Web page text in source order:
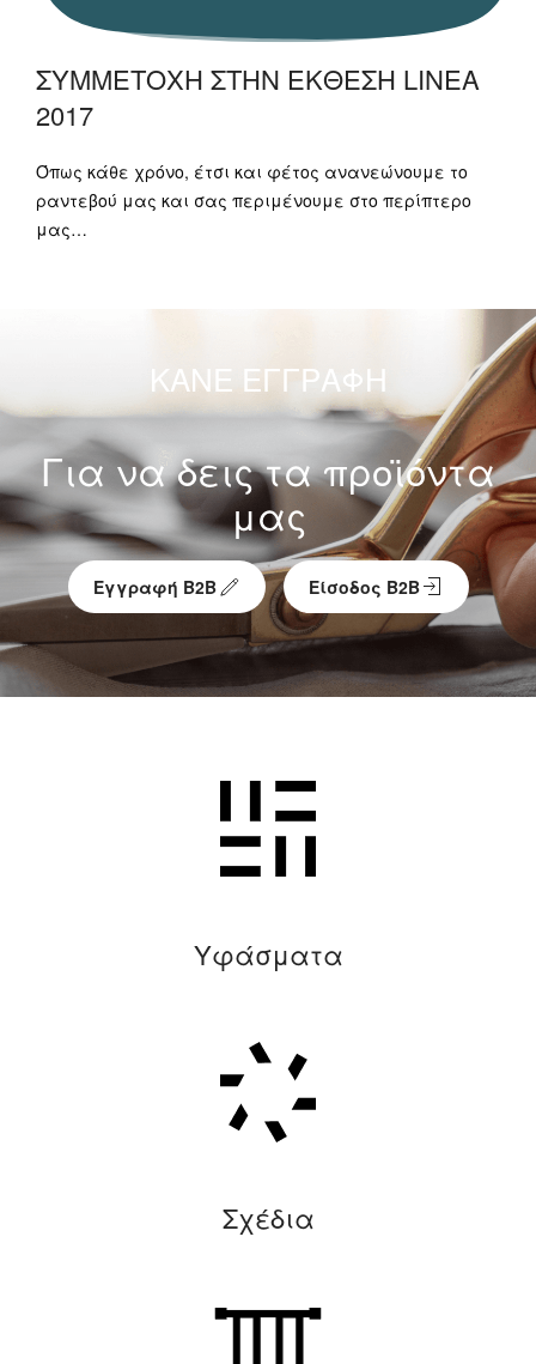
ΣΥΜΜΕΤΟΧΗ ΣΤΗΝ ΕΚΘΕΣΗ LINEA
2017
Όπως κάθε χρόνο, έτσι και φέτoς ανανεώνουμε το
ραντεβού μας και σας περιμένουμε στο περίπτερο
μας…
ΚΑΝΕ ΕΓΓΡΑΦΗ
Για να δεις τα προϊόντα
μας
Εγγραφή Β2Β Είσοδος Β2Β
Υφάσματα
Σχέδια